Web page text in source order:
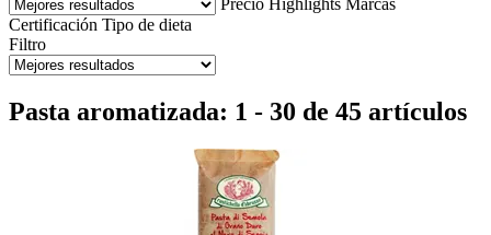
Certificación Tipo de dieta
Filtro
Pasta aromatizada: 1 - 30 de 45 artículos